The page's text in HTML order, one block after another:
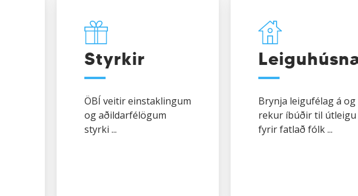
Styrkir
ÖBÍ veitir einstaklingum
og aðildarfélögum
styrki ...
Brynja leigufélag á og
rekur íbúðir til útleigu
fyrir fatlað fólk ...